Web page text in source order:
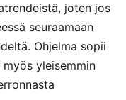
joten jos
seuraamaan
Ohjelma sopii
yleisemmin